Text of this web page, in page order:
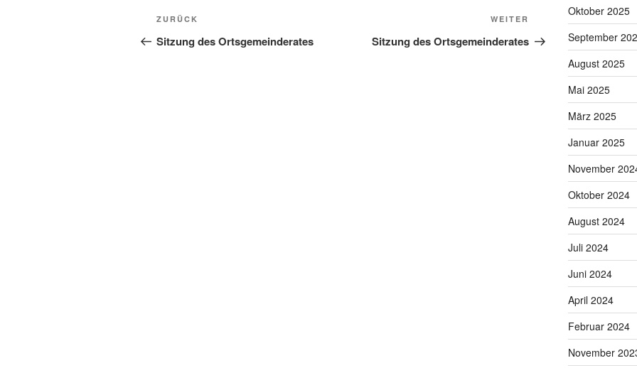
Beitragsnavigation
Vorheriger
Beitrag
ZURÜCK
Sitzung des Ortsgemeinderates
Nächster
Beitrag
WEITER
Sitzung des Ortsgemeinderates
Oktober 2025
September
August 2025
Mai 2025
März 2025
Januar 2025
November
Oktober 2024
August 2024
Juli 2024
Juni 2024
April 2024
Februar 2024
November